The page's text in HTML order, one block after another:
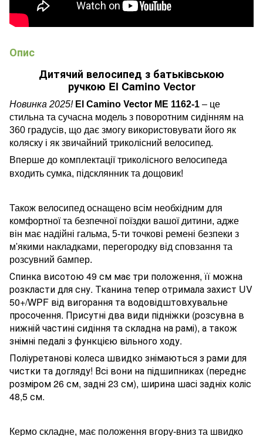
Опис
Дитячий велосипед з батьківською
ручкою El Camino Vector
Новинка 2025! El Camino Vector ME 1162-1 – це
стильна та сучасна модель з поворотним сидінням на
360 градусів, що дає змогу використовувати його як
коляску і як звичайний триколісний велосипед.
Вперше до комплектації триколісного велосипеда
входить сумка, підсклянник та дощовик!
Також велосипед оснащено всім необхідним для
комфортної та безпечної поїздки вашої дитини, адже
він має надійні гальма, 5-ти точкові ремені безпеки з
м'якими накладками, перегородку від сповзання та
розсувний бампер.
Спинка висотою 49 см має три положення, її можна
розкласти для сну. Тканина тепер отримала захист UV
50+/WPF від вигорання та водовідштовхувальне
просочення. Присутні два види підніжки (розсувна в
нижній частині сидіння та складна на рамі), а також
знімні педалі з функцією вільного ходу.
Поліуретанові колеса швидко знімаються з рами для
чистки та догляду! Всі вони на підшипниках (переднє
розміром 26 см, задні 23 см), ширина шасі задніх коліс
48,5 см.
Кермо складне, має положення вгору-вниз та швидко